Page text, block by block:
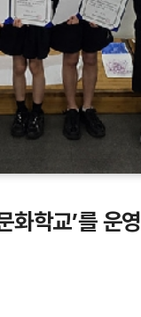
화학교’를 운영